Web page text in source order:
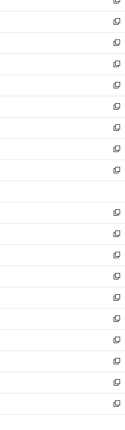
開
く
ウ
で
開
く
い
ウ
ィ
ン
ド
ウ
で
開
く
新
し
い
ウ
ィ
ン
ド
ウ
で
開
く
新
し
い
ウ
ィ
ン
ド
ウ
で
開
く
新
し
い
ウ
ィ
ン
ド
ウ
で
開
く
新
し
い
ウ
ィ
ン
ド
ウ
で
開
く
新
し
い
ウ
ィ
ン
ド
ウ
で
開
新
し
い
ウ
ィ
ン
ド
ウ
開
く
新
し
い
ウ
ィ
ン
ウ
で
開
く
新
し
い
ウ
ン
ド
ウ
で
開
く
新
し
ウ
ィ
ン
ド
ウ
で
開
く
新
し
い
ウ
ィ
ン
ド
ウ
で
開
く
新
し
い
ウ
ィ
ン
ド
ウ
で
開
く
新
し
い
ウ
ィ
ン
ド
ウ
で
開
く
新
し
い
ウ
ィ
ン
ド
ウ
で
開
く
新
し
い
ウ
ィ
ン
ド
ウ
で
開
く
新
し
い
ウ
ィ
ン
ド
ウ
で
開
新
し
い
ウ
ィ
ン
ド
ウ
新
し
い
ウ
ィ
ン
新
し
い
ウ
新
し